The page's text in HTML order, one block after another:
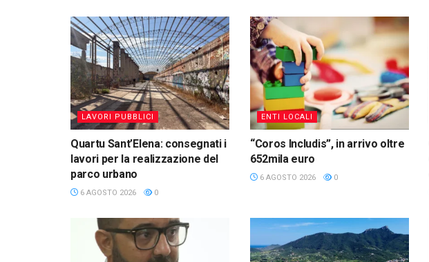
LAVORI PUBBLICI
Quartu Sant’Elena: consegnati i
lavori per la realizzazione del
parco urbano
6 AGOSTO 2026 0
ENTI LOCALI
“Coros Includis”, in arrivo oltre
652mila euro
6 AGOSTO 2026 0